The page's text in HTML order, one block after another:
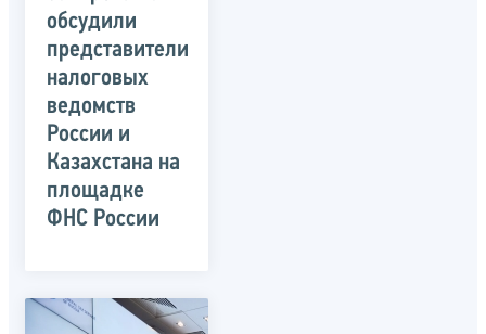
обсудили
представители
налоговых
ведомств
России и
Казахстана на
площадке
ФНС России